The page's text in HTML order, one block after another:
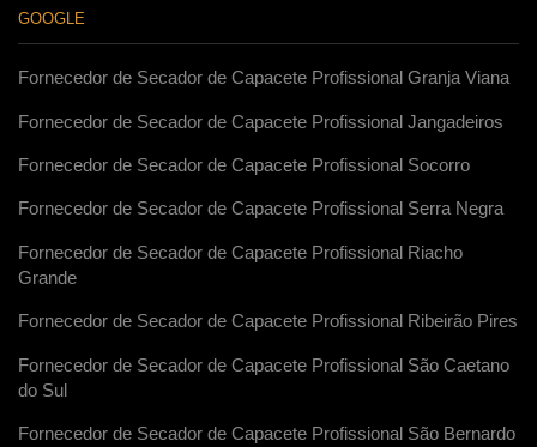
GOOGLE
Fornecedor de Secador de Capacete Profissional Granja Viana
Fornecedor de Secador de Capacete Profissional Jangadeiros
Fornecedor de Secador de Capacete Profissional Socorro
Fornecedor de Secador de Capacete Profissional Serra Negra
Fornecedor de Secador de Capacete Profissional Riacho
Grande
Fornecedor de Secador de Capacete Profissional Ribeirão Pires
Fornecedor de Secador de Capacete Profissional São Caetano
do Sul
Fornecedor de Secador de Capacete Profissional São Bernardo